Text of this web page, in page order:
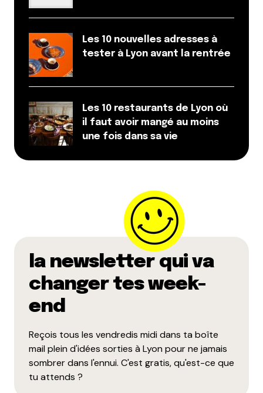
Les 10 nouvelles adresses à
tester à Lyon avant la rentrée
Les 10 restaurants de Lyon où
il faut avoir mangé au moins
une fois dans sa vie
la newsletter qui va
changer tes week-
end
Reçois tous les vendredis midi dans ta boîte
mail plein d'idées sorties à Lyon pour ne jamais
sombrer dans l'ennui. C'est gratis, qu'est-ce que
tu attends ?